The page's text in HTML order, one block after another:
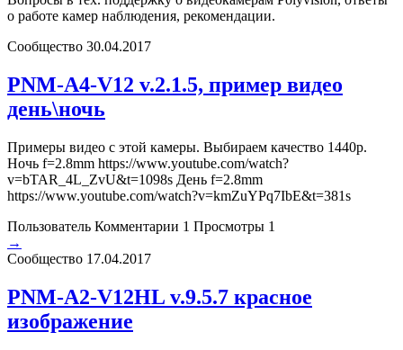
о работе камер наблюдения, рекомендации.
Сообщество 30.04.2017
PNM-A4-V12 v.2.1.5, пример видео
день\ночь
Примеры видео с этой камеры. Выбираем качество 1440p.
Ночь f=2.8mm https://www.youtube.com/watch?
v=bTAR_4L_ZvU&t=1098s День f=2.8mm
https://www.youtube.com/watch?v=kmZuYPq7IbE&t=381s
Пользователь Комментарии 1 Просмотры 1
→
Сообщество 17.04.2017
PNM-A2-V12HL v.9.5.7 красное
изображение